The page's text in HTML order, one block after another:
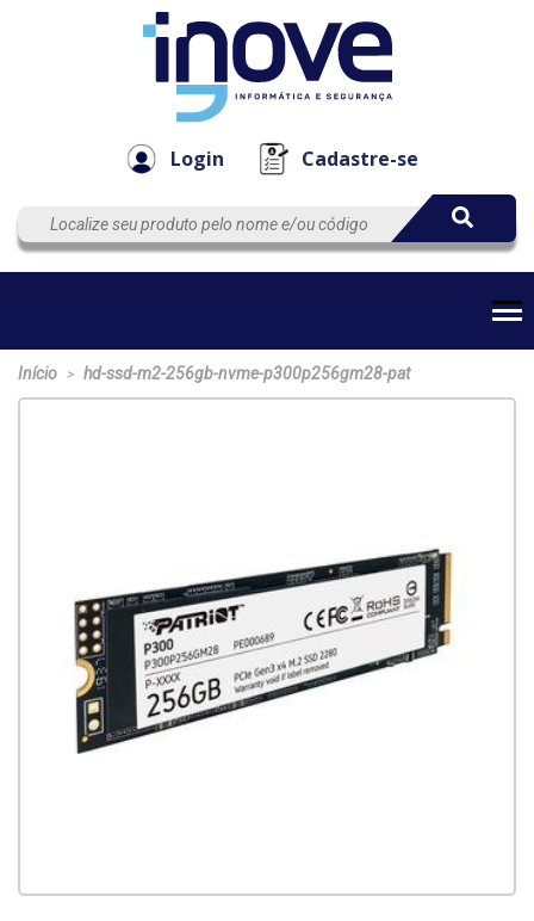
Login Cadastre-se
EmpresaAutomação
Início > hd-ssd-m2-256gb-nvme-p300p256gm28-pat